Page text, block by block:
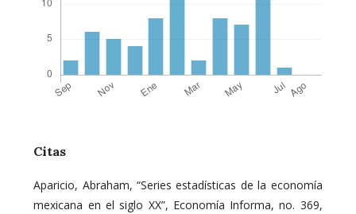
Citas
Aparicio, Abraham, “Series estadísticas de la economía
mexicana en el siglo XX”, Economía Informa, no. 369,